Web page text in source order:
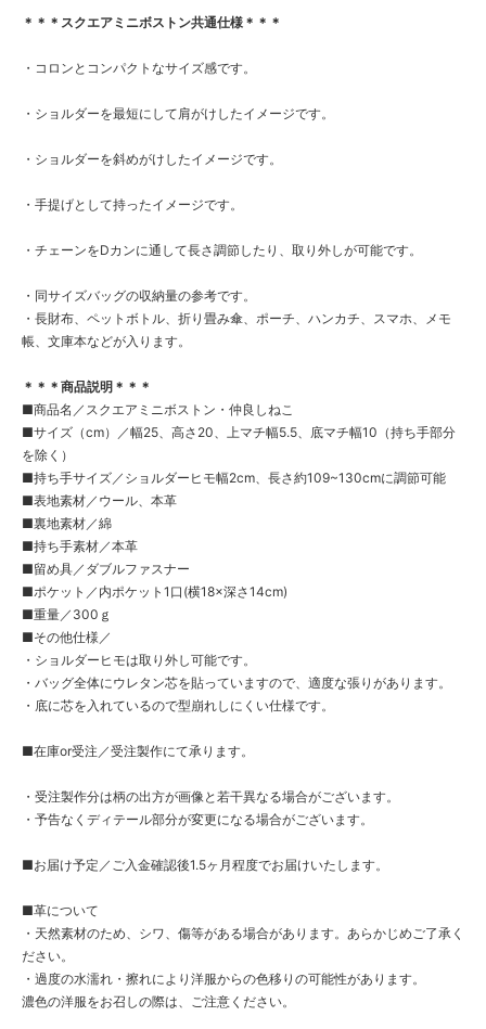
＊＊＊スクエアミニボストン共通仕様＊＊＊
・コロンとコンパクトなサイズ感です。
・ショルダーを最短にして肩がけしたイメージです。
・ショルダーを斜めがけしたイメージです。
・手提げとして持ったイメージです。
・チェーンをDカンに通して長さ調節したり、取り外しが可能です。
・同サイズバッグの収納量の参考です。
・長財布、ペットボトル、折り畳み傘、ポーチ、ハンカチ、スマホ、メモ
帳、文庫本などが入ります。
＊＊＊商品説明＊＊＊
■商品名／スクエアミニボストン・仲良しねこ
■サイズ（cm）／幅25、高さ20、上マチ幅5.5、底マチ幅10（持ち手部分
を除く）
■持ち手サイズ／ショルダーヒモ幅2cm、長さ約109~130cmに調節可能
■表地素材／ウール、本革
■裏地素材／綿
■持ち手素材／本革
■留め具／ダブルファスナー
■ポケット／内ポケット1口(横18×深さ14cm)
■重量／300ｇ
■その他仕様／
・ショルダーヒモは取り外し可能です。
・バッグ全体にウレタン芯を貼っていますので、適度な張りがあります。
・底に芯を入れているので型崩れしにくい仕様です。
■在庫or受注／受注製作にて承ります。
・受注製作分は柄の出方が画像と若干異なる場合がございます。
・予告なくディテール部分が変更になる場合がございます。
■お届け予定／ご入金確認後1.5ヶ月程度でお届けいたします。
■革について
・天然素材のため、シワ、傷等がある場合があります。あらかじめご了承く
ださい。
・過度の水濡れ・擦れにより洋服からの色移りの可能性があります。
濃色の洋服をお召しの際は、ご注意ください。